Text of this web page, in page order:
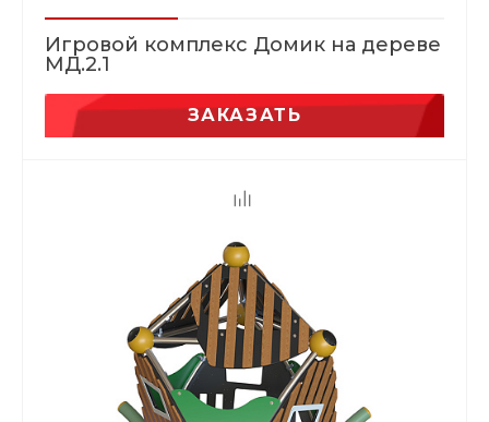
Игровой комплекс Домик на дереве
МД.2.1
ЗАКАЗАТЬ